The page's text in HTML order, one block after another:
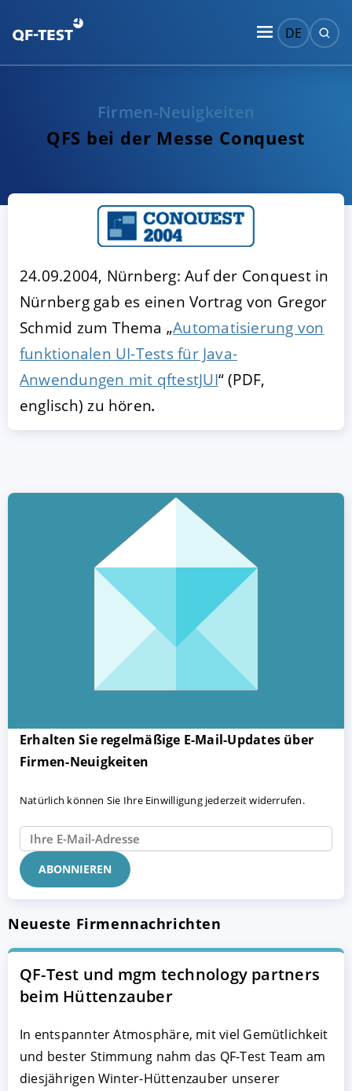
DE
Firmen-Neuigkeiten
QFS bei der Messe Conquest
24.09.2004, Nürnberg: Auf der Conquest in
Nürnberg gab es einen Vortrag von Gregor
Schmid zum Thema „Automatisierung von
funktionalen UI-Tests für Java-
Anwendungen mit qftestJUI“ (PDF,
englisch) zu hören.
Erhalten Sie regelmäßige E-Mail-Updates über
Firmen-Neuigkeiten
Natürlich können Sie Ihre Einwilligung jederzeit widerrufen.
Neueste Firmennachrichten
QF-Test und mgm technology partners
beim Hüttenzauber
In entspannter Atmosphäre, mit viel Gemütlichkeit
und bester Stimmung nahm das QF-Test Team am
diesjährigen Winter-Hüttenzauber unserer
KONFIGURIEREN
|Datenschutz